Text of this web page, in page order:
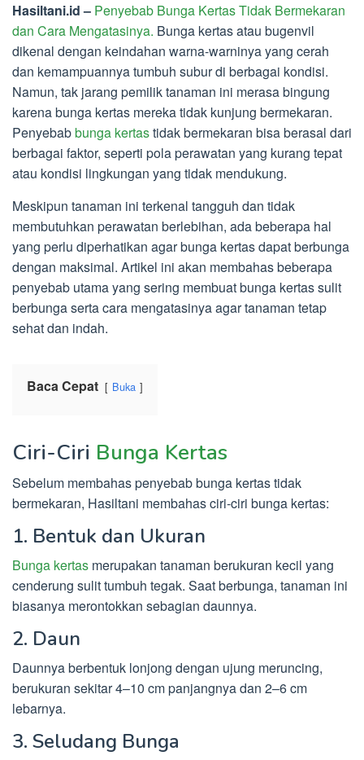
Hasiltani.id – Penyebab Bunga Kertas Tidak Bermekaran
dan Cara Mengatasinya. Bunga kertas atau bugenvil
dikenal dengan keindahan warna-warninya yang cerah
dan kemampuannya tumbuh subur di berbagai kondisi.
Namun, tak jarang pemilik tanaman ini merasa bingung
karena bunga kertas mereka tidak kunjung bermekaran.
Penyebabbunga kertastidak bermekaran bisa berasal dari
berbagai faktor, seperti pola perawatan yang kurang tepat
atau kondisi lingkungan yang tidak mendukung.
Meskipun tanaman ini terkenal tangguh dan tidak
membutuhkan perawatan berlebihan, ada beberapa hal
yang perlu diperhatikan agar bunga kertas dapat berbunga
dengan maksimal. Artikel ini akan membahas beberapa
penyebab utama yang sering membuat bunga kertas sulit
berbunga serta cara mengatasinya agar tanaman tetap
sehat dan indah.
Baca Cepat Buka
Ciri-Ciri Bunga Kertas
Sebelum membahas penyebab bunga kertas tidak
bermekaran, Hasiltani membahas ciri-ciri bunga kertas:
1. Bentuk dan Ukuran
Bunga kertas merupakan tanaman berukuran kecil yang
cenderung sulit tumbuh tegak. Saat berbunga, tanaman ini
biasanya merontokkan sebagian daunnya.
2. Daun
Daunnya berbentuk lonjong dengan ujung meruncing,
berukuran sekitar 4–10 cm panjangnya dan 2–6 cm
lebarnya.
3. Seludang Bunga